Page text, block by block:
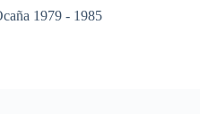
1979 - 1985